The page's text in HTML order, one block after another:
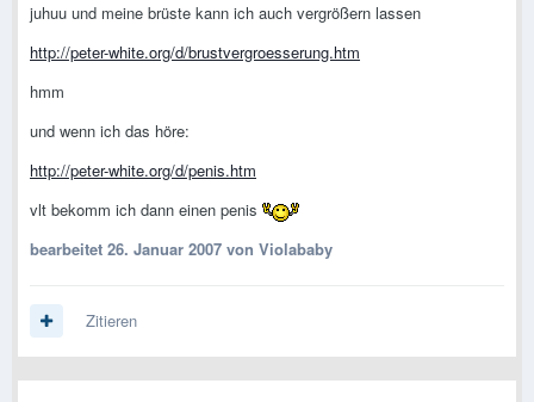
juhuu und meine brüste kann ich auch vergrößern lassen
http://peter-white.org/d/brustvergroesserung.htm
hmm
und wenn ich das höre:
http://peter-white.org/d/penis.htm
vlt bekomm ich dann einen penis
bearbeitet 26. Januar 2007 von Violababy
Zitieren